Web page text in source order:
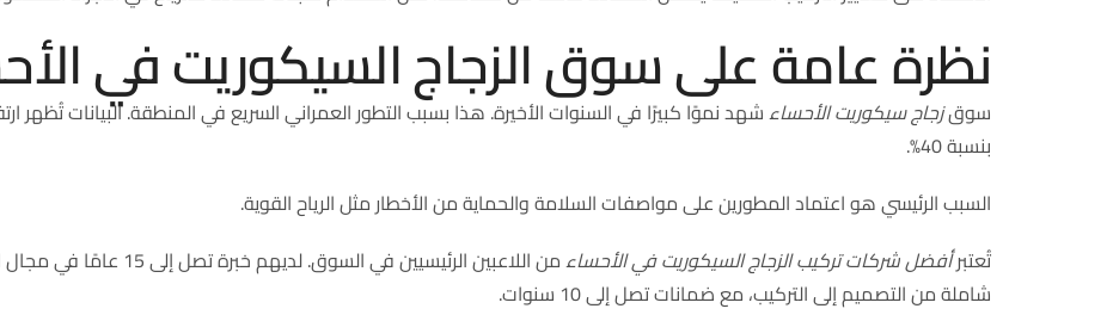
نظرة عامة على سوق الزجاج السيكوريت في
سوقزجاج سيكوريت الأحساءشهد نموًا كبيرًا في السنوات الأخيرة. هذا بسبب التطور العمراني السريع في المنطقة. البيانات تُظهر
بنسبة 40%.
السبب الرئيسي هو اعتماد المطورين على مواصفات السلامة والحماية من الأخطار مثل الرياح القوية.
تُعتبرأفضل شركات تركيب الزجاج السيكوريت في الأحساء
من اللاعبين الرئيسيين في
شاملة من التصميم إلى التركيب، مع ضمانات تصل إلى 10 سنوات.